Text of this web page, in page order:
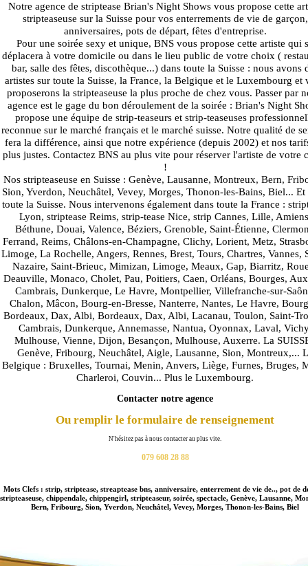
Notre agence de striptease Brian's Night Shows vous propose cette
stripteaseuse sur la Suisse pour vos enterrements de vie de garçon,
anniversaires, pots de départ, fêtes d'entreprise.
Pour une soirée sexy et unique, BNS vous propose cette artiste qui
déplacera à votre domicile ou dans le lieu public de votre choix (
bar, salle des fêtes, discothèque...) dans toute la Suisse : nous avons
artistes sur toute la Suisse, la France, la Belgique et le Luxembourg et
proposerons la stripteaseuse la plus proche de chez vous. Passer par
agence est le gage du bon déroulement de la soirée : Brian's Night
propose une équipe de strip-teaseurs et strip-teaseuses
reconnue sur le marché français et le marché suisse. Notre qualité de
fera la différence, ainsi que notre expérience (depuis 2002) et nos
plus justes. Contactez BNS au plus vite pour réserver l'artiste de votre
!
Nos stripteaseuse en Suisse : Genève, Lausanne, Montreux, Bern,
Sion, Yverdon, Neuchâtel, Vevey, Morges, Thonon-les-Bains, Biel... Et
toute la Suisse. Nous intervenons également dans toute la France :
Lyon, striptease Reims, strip-tease Nice, strip Cannes, Lille,
Béthune, Douai, Valence, Béziers, Grenoble, Saint-Étienne,
Ferrand, Reims, Châlons-en-Champagne, Clichy, Lorient, Metz,
Limoge, La Rochelle, Angers, Rennes, Brest, Tours, Chartres, Vannes,
Nazaire, Saint-Brieuc, Mimizan, Limoge, Meaux, Gap, Biarritz,
Deauville, Monaco, Cholet, Pau, Poitiers, Caen, Orléans, Bourges,
Cambrais, Dunkerque, Le Havre, Montpellier, Villefranche-sur-
Chalon, Mâcon, Bourg-en-Bresse, Nanterre, Nantes, Le Havre,
Bordeaux, Dax, Albi, Bordeaux, Dax, Albi, Lacanau, Toulon, Saint-
Cambrais, Dunkerque, Annemasse, Nantua, Oyonnax, Laval,
Mulhouse, Vienne, Dijon, Besançon, Mulhouse, Auxerre. La
Genève, Fribourg, Neuchâtel, Aigle, Lausanne, Sion, Montreux,...
Belgique : Bruxelles, Tournai, Menin, Anvers, Liège, Furnes, Bruges,
Charleroi, Couvin... Plus le Luxembourg.
Contacter notre agence
Ou remplir le formulaire de renseignement
N'hésitez pas à nous contacter au plus vite.
079 608 28 88
Mots Clefs : strip, striptease, streaptease bns, anniversaire, enterrement de vie de.., pot de
stripteaseuse, chippendale, chippengirl, stripteaseur, soirée, spectacle, Genève, Lausanne,
Bern, Fribourg, Sion, Yverdon, Neuchâtel, Vevey, Morges, Thonon-les-Bains, Biel